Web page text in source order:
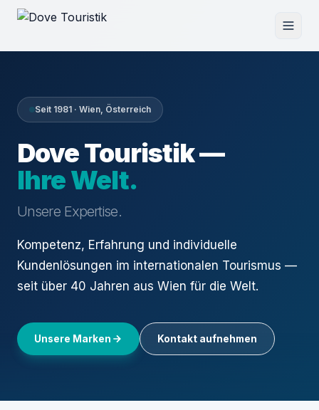
Seit 1981 · Wien, Österreich
Dove Touristik —
Ihre Welt.
Unsere Expertise.
Kompetenz, Erfahrung und individuelle
Kundenlösungen im internationalen Tourismus —
seit über 40 Jahren aus Wien für die Welt.
Unsere Marken Kontakt aufnehmen